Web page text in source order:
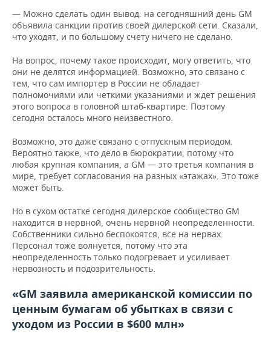
— Можно сделать один вывод: на сегодняшний день GM
объявила санкции против своей дилерской сети. Сказали,
что уходят, и по большому счету ничего не сделано.
На вопрос, почему такое происходит, могу ответить, что
они не делятся информацией. Возможно, это связано с
тем, что сам импортер в России не обладает
полномочиями или четкими указаниями и ждет решения
этого вопроса в головной штаб-квартире. Поэтому
сегодня осталось много неизвестного.
Возможно, это даже связано с отпускным периодом.
Вероятно также, что дело в бюрократии, потому что
любая крупная компания, а GM — это третья компания в
мире, требует согласования на разных «этажах». Это тоже
может быть.
Но в сухом остатке сегодня дилерское сообщество GM
находится в нервной, очень нервной неопределенности.
Собственники сильно беспокоятся, все на нервах.
Персонал тоже волнуется, потому что эта
неопределенность только подогревает и усиливает
нервозность и подозрительность.
«GM заявила американской комиссии по
ценным бумагам об убытках в связи с
уходом из России в $600 млн»